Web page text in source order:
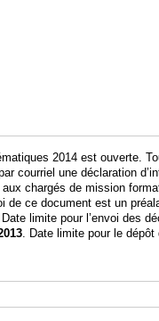
2014 est ouverte.
courriel une déclaration
chargés de mission
de ce document est un
limite pour l’envoi des
. Date limite pour le dépôt